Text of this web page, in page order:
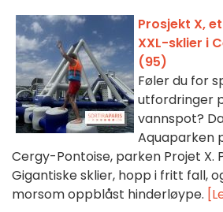
Prosjekt X,
XXL-sklier i
(95)
Føler du for
utfordringer
vannspot?
Aquaparken
Cergy-Pontoise, parken Projet X.
Gigantiske sklier, hopp i fritt fall,
morsom oppblåst hinderløype.